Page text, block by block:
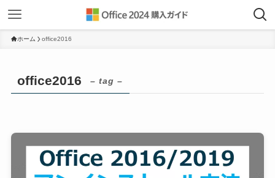
ホーム office2016
office2016 – tag –